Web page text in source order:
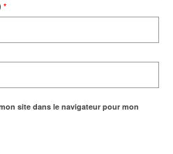
*
site dans le navigateur pour mon